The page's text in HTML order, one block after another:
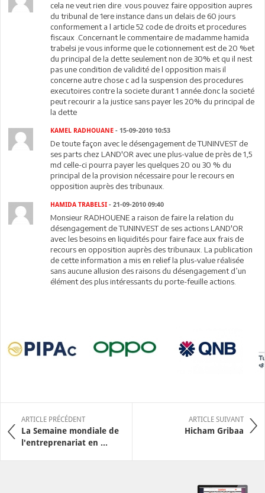
cela ne veut rien dire .vous pouvez faire opposition aupres
du tribunal de 1ere instance dans un delais de 60 jours
conformement a l article 52 code de droits et procedures
fiscaux .Concernant le commentaire de madamme hamida
trabelsi je vous informe que le cotionnement est de 20 %et
du principal de la dette seulement non de 30% et qu il nest
pas une condition de validité de l opposition mais il
concerne autre chose c ad la suspension des procedures
executoires contre la societe durant 1 année.donc la societé
peut recourir a la justice sans payer les 20% du principal de
la dette
KAMEL RADHOUANE - 15-09-2010 10:53
De toute façon avec le désengagement de TUNINVEST de
ses parts chez LAND'OR avec une plus-value de près de 1,5
md celle-ci pourra payer les quelques 20 ou 30 % du
principal de la provision nécessaire pour le recours en
opposition auprès des tribunaux.
HAMIDA TRABELSI - 21-09-2010 09:40
Monsieur RADHOUENE a raison de faire la relation du
désengagement de TUNINVEST de ses actions LAND'OR
avec les besoins en liquidités pour faire face aux frais de
recours en opposition auprès des tribunaux. La publication
de cette information a mis en relief la plus-value réalisée
sans aucune allusion des raisons du désengagement d’un
élément des plus intéressants du porte-feuille actions.
ARTICLE PRÉCÉDENT
La Semaine mondiale de
l'entreprenariat en ...
ARTICLE SUIVANT
Hicham Gribaa